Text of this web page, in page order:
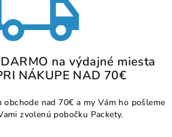
na výdajné miesta
NÁKUPE NAD 70€
obchode nad 70€ a my Vám ho pošleme
zvolenú pobočku Packety.